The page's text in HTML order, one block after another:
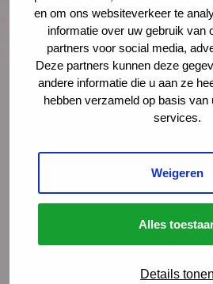
en om ons websiteverkeer te
informatie over uw gebruik van
partners voor social media,
Deze partners kunnen deze
andere informatie die u aan ze
hebben verzameld op basis van
services.
Weigeren
Alles
Details tonen
Deel deze pagina Via
Via WhatsApp
Kopieer
Over de